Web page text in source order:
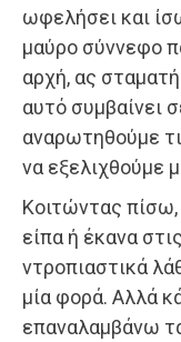
ωφελήσει και
μαύρο σύννεφο
αρχή, ας
αυτό συμβαίνει
αναρωτηθούμε
να εξελιχθούμε
Κοιτώντας
είπα ή έκανα
ντροπιαστικά
μία φορά. Αλλά
επαναλαμβάνω